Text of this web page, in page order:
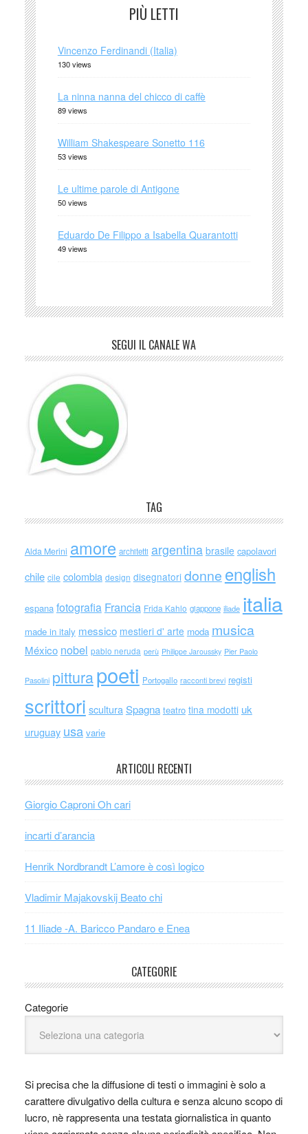
PIÙ LETTI
Vincenzo Ferdinandi (Italia)
130 views
La ninna nanna del chicco di caffè
89 views
William Shakespeare Sonetto 116
53 views
Le ultime parole di Antigone
50 views
Eduardo De Filippo a Isabella Quarantotti
49 views
SEGUI IL CANALE WA
TAG
Alda Merini amore architetti argentina brasile capolavori
chile cile colombia design disegnatori donne english
espana fotografia Francia Frida Kahlo giappone iliade italia
made in italy messico mestieri d' arte moda musica
México nobel pablo neruda perù Philippe Jaroussky Pier Paolo
Pasolini pitturapoeti Portogallo racconti brevi registi
scrittori scultura Spagna teatro tina modotti uk
uruguay usa varie
ARTICOLI RECENTI
Giorgio Caproni Oh cari
incarti d’arancia
Henrik Nordbrandt L’amore è così logico
Vladimir Majakovskij Beato chi
11 Iliade -A. Baricco Pandaro e Enea
CATEGORIE
Categorie
Si precisa che la diffusione di testi o immagini è solo a
carattere divulgativo della cultura e senza alcuno scopo di
lucro, nè rappresenta una testata giornalistica in quanto